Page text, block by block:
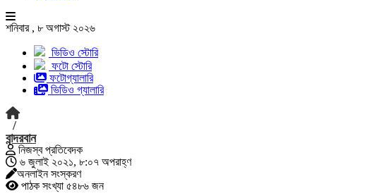
শনিবার , ৮ অগাস্ট ২০২৬
ভিডিও স্টোরি
ফটো স্টোরি
ফটোগ্যালারি
ভিডিও গ্যালারি
/
বান্দরবান
নিজস্ব প্রতিবেদক
৬ জুলাই ২০২১, ৮:০৭ অপরাহ্ণ
অনলাইন সংস্করণ
পাঠক সংখ্যা ৫৪৮৬ জন